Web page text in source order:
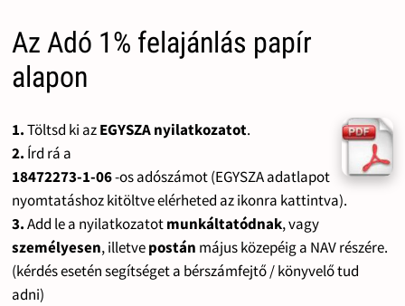
Az Adó 1% felajánlás papír
alapon
1.Töltsd ki azEGYSZA nyilatkozatot.
2. Írd rá a
18472273-1-06-os adószámot (EGYSZA adatlapot
nyomtatáshoz kitöltve elérheted az ikonra kattintva).
3.Add le a nyilatkozatotmunkáltatódnak, vagy
személyesen, illetvepostán május közepéig a NAV részére.
(kérdés esetén segítséget a bérszámfejtő / könyvelő tud
adni)